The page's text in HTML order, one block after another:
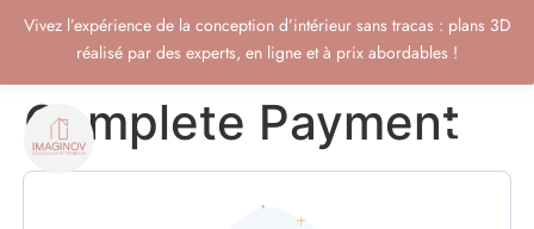
Vivez l’expérience de la conception d’intérieur sans tracas : plans 3D
réalisé par des experts, en ligne et à prix abordables !
Complete Payment